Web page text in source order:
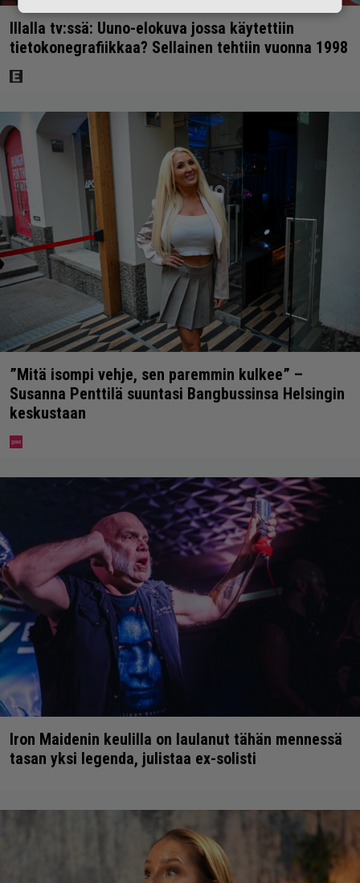
Illalla tv:ssä: Uuno-elokuva jossa käytettiin
tietokonegrafiikkaa? Sellainen tehtiin vuonna 1998
”Mitä isompi vehje, sen paremmin kulkee” –
Susanna Penttilä suuntasi Bangbussinsa Helsingin
keskustaan
Iron Maidenin keulilla on laulanut tähän mennessä
tasan yksi legenda, julistaa ex-solisti